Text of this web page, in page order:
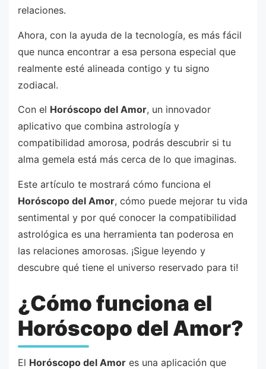
relaciones.
Ahora, con la ayuda de la tecnología, es más fácil
que nunca encontrar a esa persona especial que
realmente esté alineada contigo y tu signo
zodiacal.
Con el Horóscopo del Amor, un innovador
aplicativo que combina astrología y
compatibilidad amorosa, podrás descubrir si tu
alma gemela está más cerca de lo que imaginas.
Este artículo te mostrará cómo funciona el
Horóscopo del Amor, cómo puede mejorar tu vida
sentimental y por qué conocer la compatibilidad
astrológica es una herramienta tan poderosa en
las relaciones amorosas. ¡Sigue leyendo y
descubre qué tiene el universo reservado para ti!
¿Cómo funciona el
Horóscopo del Amor?
El Horóscopo del Amor es una aplicación que